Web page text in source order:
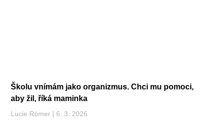
Školu vnímám jako organizmus. Chci mu pomoci,
aby žil, říká maminka
Lucie Römer 6. 3. 2026